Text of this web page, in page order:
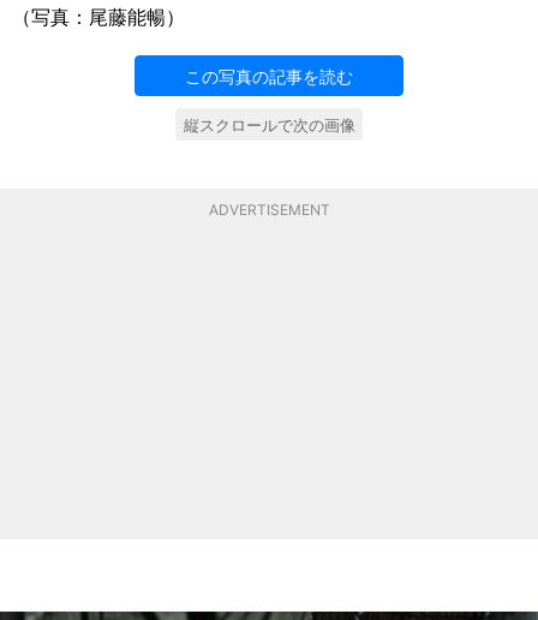
（写真：尾藤能暢）
この写真の記事を読む
縦スクロールで次の画像
ADVERTISEMENT